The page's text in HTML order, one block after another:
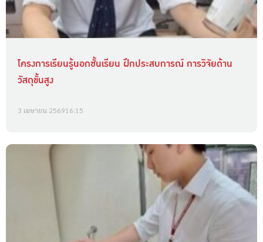
โครงการเรียนรู้นอกชั้นเรียน ฝึกประสบการณ์ การวิจัยด้าน
วัสดุขั้นสูง
3 เมษายน 256916:15